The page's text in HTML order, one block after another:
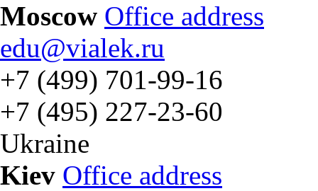
Moscow Office address
edu@vialek.ru
+7 (499) 701-99-16
+7 (495) 227-23-60
Ukraine
Kiev Office address